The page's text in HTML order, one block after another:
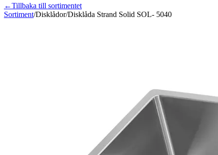
←Tillbaka till sortimentet
Sortiment/Disklådor/Disklåda Strand Solid SOL- 5040